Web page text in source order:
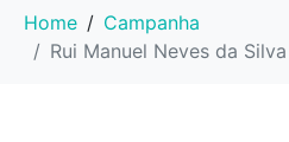
Home
Campanha
Rui Manuel Neves da